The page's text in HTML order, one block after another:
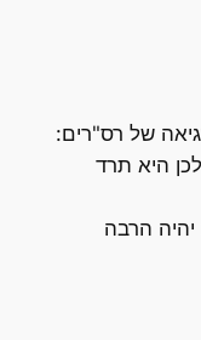
של רס"רים:
היא תרד
הרבה